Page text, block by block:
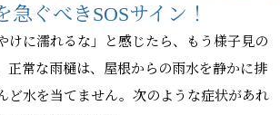
ぐべきSOSサイン！
けに濡れるな」と感じたら、もう様子見の
正常な雨樋は、屋根からの雨水を静かに排
ど水を当てません。次のような症状があれ